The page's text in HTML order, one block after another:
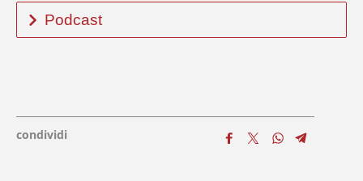
Podcast
condividi